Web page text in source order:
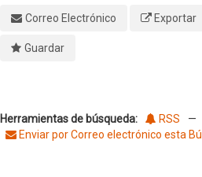
Correo Electrónico
Exportar
Guardar
Herramientas de búsqueda: RSS
—
Enviar por Correo electrónico esta